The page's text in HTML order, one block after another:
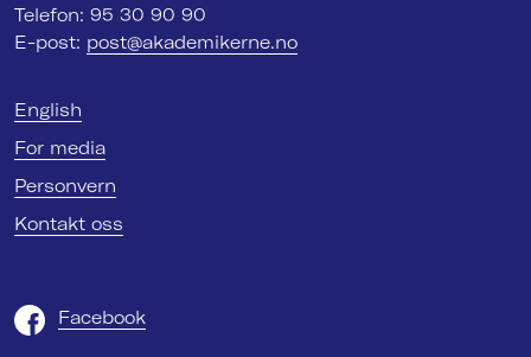
Telefon: 95 30 90 90
E-post: post@akademikerne.no
English
For media
Personvern
Kontakt oss
Facebook